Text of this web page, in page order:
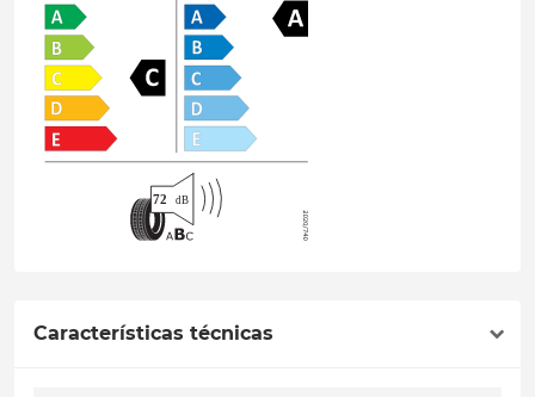
Características técnicas